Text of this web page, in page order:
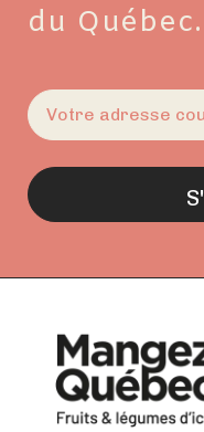
du Québec.
E-
mail(Nécessaire)